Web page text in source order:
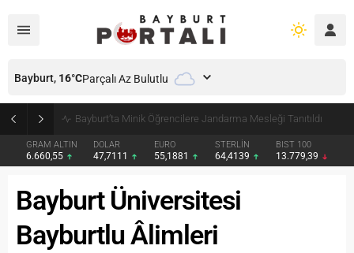
Bayburt’ta Minik Öğrencilere Jandarma Mesleği Tanıtıldı
GRAM ALTIN
6.660,55
DOLAR
47,7111
EURO
55,1881
STERLİN
64,4139
BIST 100
13.779,39
Bayburt, 16°CParçalı Az Bulutlu
Bayburt Üniversitesi
Bayburtlu Âlimleri